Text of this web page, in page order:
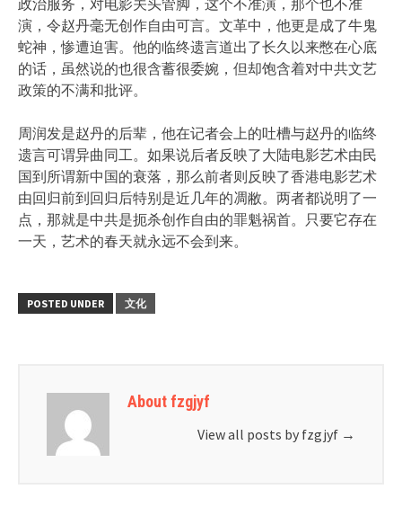
演，令赵丹毫无创作自由可言。文革中，他更是成了牛鬼
蛇神，惨遭迫害。他的临终遗言道出了长久以来憋在心底
的话，虽然说的也很含蓄很委婉，但却饱含着对中共文艺
政策的不满和批评。
周润发是赵丹的后辈，他在记者会上的吐槽与赵丹的临终
遗言可谓异曲同工。如果说后者反映了大陆电影艺术由民
国到所谓新中国的衰落，那么前者则反映了香港电影艺术
由回归前到回归后特别是近几年的凋敝。两者都说明了一
点，那就是中共是扼杀创作自由的罪魁祸首。只要它存在
一天，艺术的春天就永远不会到来。
POSTED UNDER 文化
About fzgjyf
View all posts by fzgjyf →